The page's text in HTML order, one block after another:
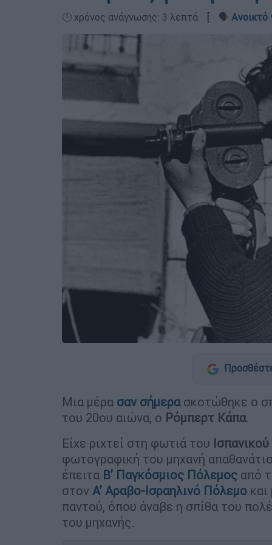
🕛 χρόνος ανάγνωσης: 3 λεπτά ┋ 🗣️ Ανοικτό
Μια μέρα σαν σήμερα σκοτώθηκε ο
του 20ου αιώνα, ο Ρόμπερτ Κάπα.
Είχε ριχτεί στη φωτιά του
φωτογραφική του μηχανή
έπειτα Β’ Παγκόσμιος Πόλεμος από
στον Α’ Αραβο-Ισραηλινό Πόλεμο
παντού, όπου άναβε η σπίθα του
του μηχανής.